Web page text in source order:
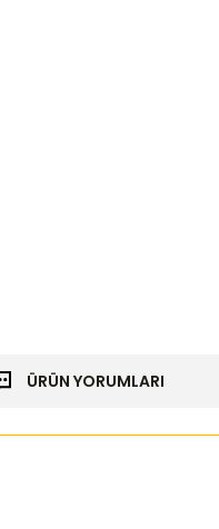
ÜRÜN YORUMLARI